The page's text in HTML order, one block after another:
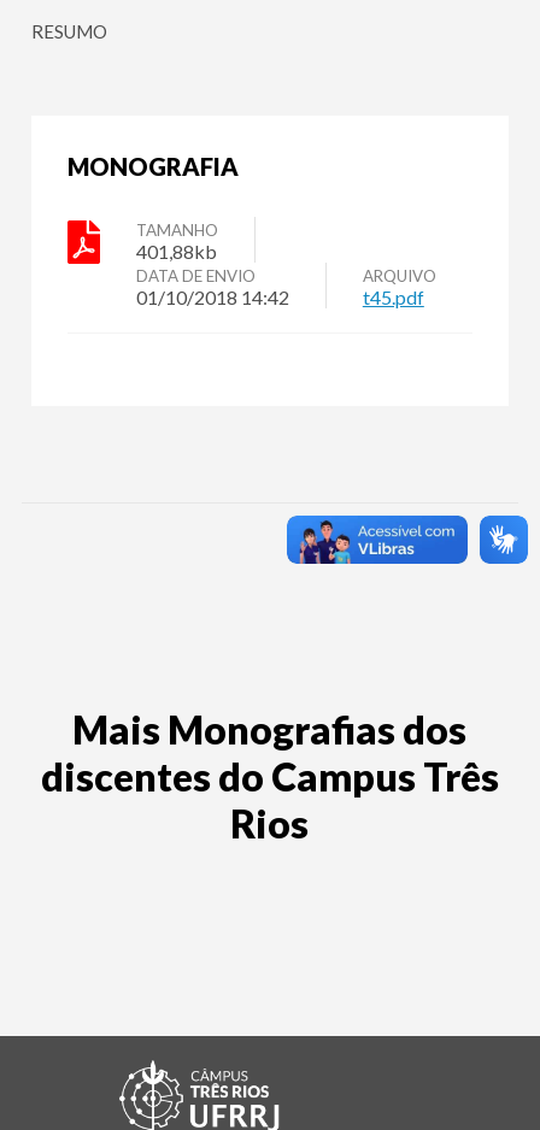
RESUMO
MONOGRAFIA
TAMANHO
401,88kb
DATA DE ENVIO
01/10/2018 14:42
ARQUIVO
t45.pdf
Mais Monografias dos
discentes do Campus Três
Rios